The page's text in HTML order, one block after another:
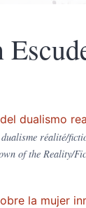
dualismo
réalité/
of the Reality/
la mujer